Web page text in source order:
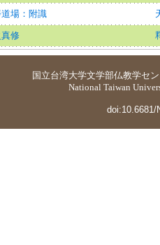
場：附識
修
国立台湾大学文学部仏教学セ
National Taiwan
doi:10.6681/